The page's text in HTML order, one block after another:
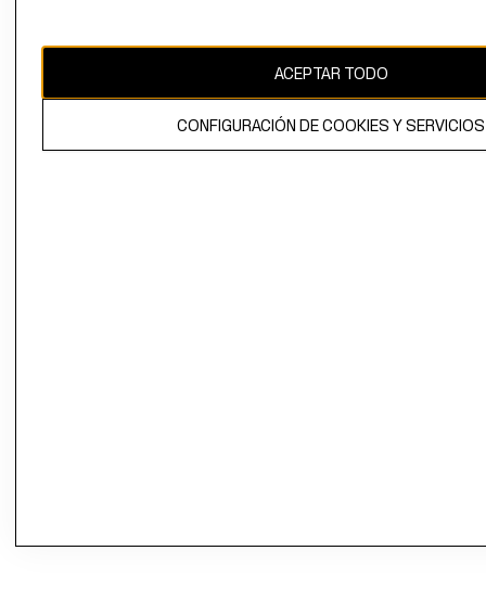
propiedad de H&M Hennes & Mauritz AB.ACEPTAR TODO
CONFIGURACIÓN DE COOKIES Y SERVICIOS